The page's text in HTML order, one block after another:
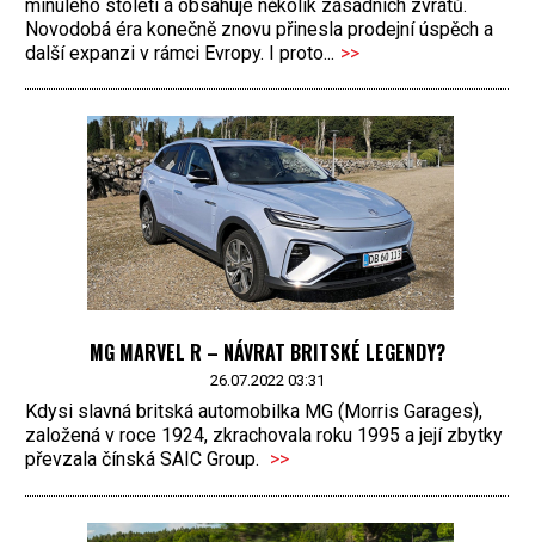
minulého století a obsahuje několik zásadních zvratů.
Novodobá éra konečně znovu přinesla prodejní úspěch a
další expanzi v rámci Evropy. I proto... >>
MG MARVEL R – NÁVRAT BRITSKÉ LEGENDY?
26.07.2022 03:31
Kdysi slavná britská automobilka MG (Morris Garages),
založená v roce 1924, zkrachovala roku 1995 a její zbytky
převzala čínská SAIC Group. >>